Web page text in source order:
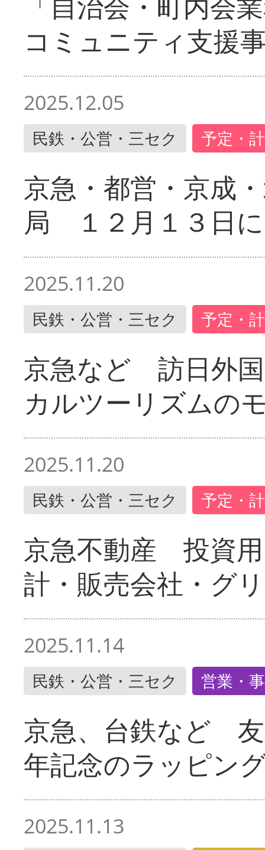
コミュニティ支援
2025.12.05
民鉄・公営・三セク 予定・
京急・都営・京成
局 １２月１３日
2025.11.20
民鉄・公営・三セク 予定・
京急など 訪日外
カルツーリズムの
2025.11.20
民鉄・公営・三セク 予定・
京急不動産 投資
計・販売会社・グ
2025.11.14
民鉄・公営・三セク 営業・
京急、台鉄など
年記念のラッピン
2025.11.13